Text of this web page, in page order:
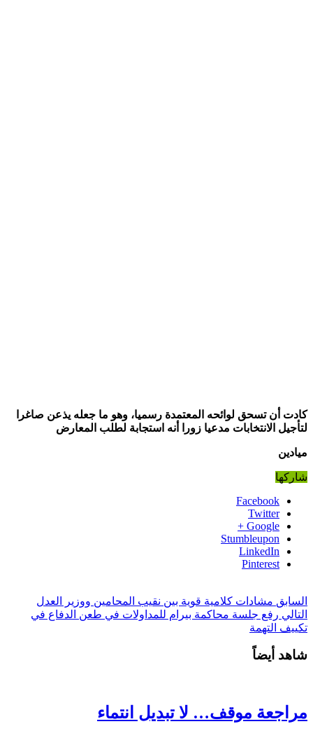
كادت أن تسحق لوائحه المعتمدة رسميا، وهو ما جعله يذعن صاغرا
لتأجيل الانتخابات مدعيا زورا أنه استجابة لطلب المعارض
ميادين
شاركها
Facebook
Twitter
Google +
Stumbleupon
LinkedIn
Pinterest
السابق مشادات كلامية قوية بين نقيب المحامين ووزير العدل
التالي رفع جلسة محاكمة بيرام للمداولات في طعن الدفاع في
تكييف التهمة
شاهد أيضاً
مراجعة موقف… لا تبديل انتماء